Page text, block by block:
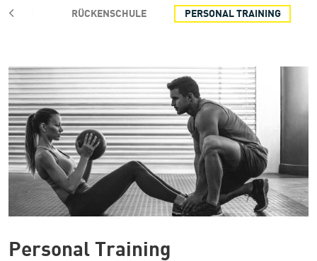
GYM RÜCKENSCHULE PERSONAL TRAINING
Personal Training
Personal Training